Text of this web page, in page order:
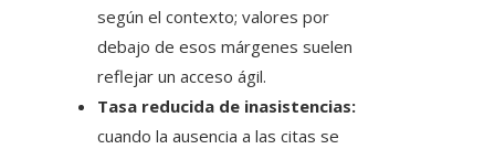
según el contexto; valores por
debajo de esos márgenes suelen
reflejar un acceso ágil.
Tasa reducida de inasistencias:
cuando la ausencia a las citas se